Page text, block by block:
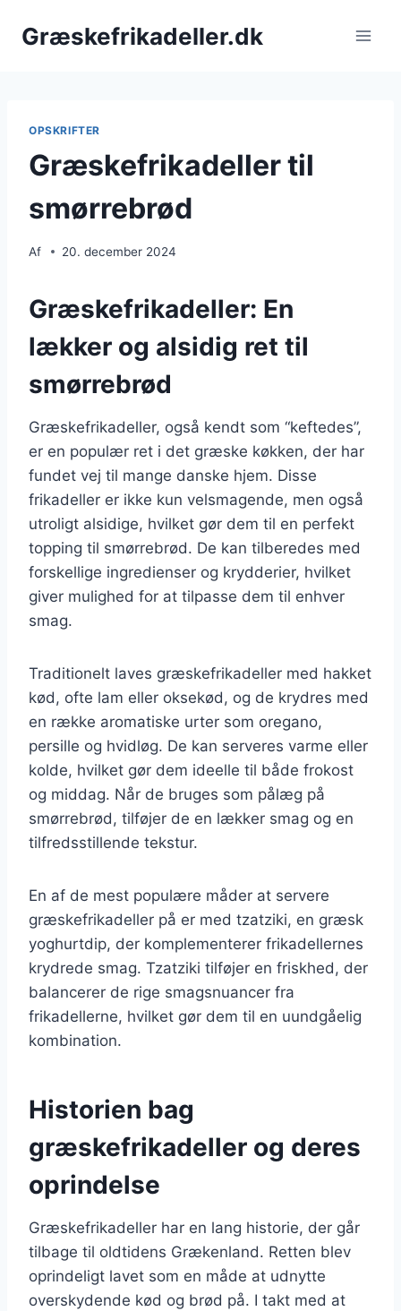
Græskefrikadeller.dk
OPSKRIFTER
Græskefrikadeller til
smørrebrød
Af 20. december 2024
Græskefrikadeller: En
lækker og alsidig ret til
smørrebrød
Græskefrikadeller, også kendt som “keftedes”,
er en populær ret i det græske køkken, der har
fundet vej til mange danske hjem. Disse
frikadeller er ikke kun velsmagende, men også
utroligt alsidige, hvilket gør dem til en perfekt
topping til smørrebrød. De kan tilberedes med
forskellige ingredienser og krydderier, hvilket
giver mulighed for at tilpasse dem til enhver
smag.
Traditionelt laves græskefrikadeller med hakket
kød, ofte lam eller oksekød, og de krydres med
en række aromatiske urter som oregano,
persille og hvidløg. De kan serveres varme eller
kolde, hvilket gør dem ideelle til både frokost
og middag. Når de bruges som pålæg på
smørrebrød, tilføjer de en lækker smag og en
tilfredsstillende tekstur.
En af de mest populære måder at servere
græskefrikadeller på er med tzatziki, en græsk
yoghurtdip, der komplementerer frikadellernes
krydrede smag. Tzatziki tilføjer en friskhed, der
balancerer de rige smagsnuancer fra
frikadellerne, hvilket gør dem til en uundgåelig
kombination.
Historien bag
græskefrikadeller og deres
oprindelse
Græskefrikadeller har en lang historie, der går
tilbage til oldtidens Grækenland. Retten blev
oprindeligt lavet som en måde at udnytte
overskydende kød og brød på. I takt med at